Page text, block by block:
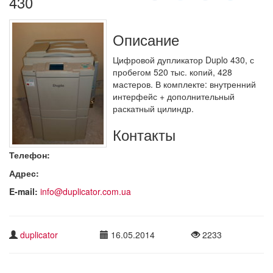
Описание
Цифровой дупликатор Duplo 430, с
пробегом 520 тыс. копий, 428
мастеров. В комплекте: внутренний
интерфейс + дополнительный
раскатный цилиндр.
Контакты
Телефон:
Адрес:
E-mail: info@duplicator.com.ua
duplicator 16.05.2014 2233